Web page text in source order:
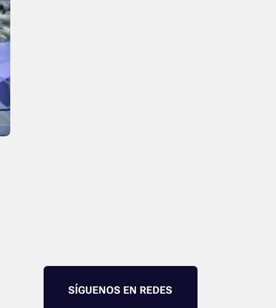
SÍGUENOS EN REDES